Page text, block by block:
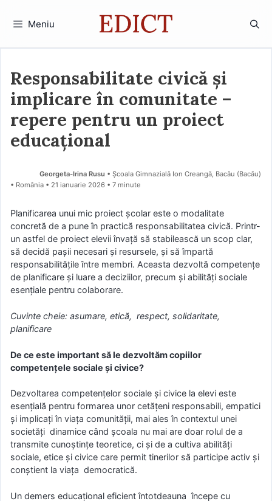
Meniu
Responsabilitate civică și
implicare în comunitate –
repere pentru un proiect
educațional
Georgeta-Irina Rusu • Școala Gimnazială Ion Creangă, Bacău (Bacău)
• România
21 ianuarie 2026 • 7 minute
Planificarea unui mic proiect școlar este o modalitate
concretă de a pune în practică responsabilitatea civică. Printr-
un astfel de proiect elevii învață să stabilească un scop clar,
să decidă pașii necesari și resursele, și să împartă
responsabilitățile între membri. Aceasta dezvoltă competențe
de planificare și luare a deciziilor, precum și abilități sociale
esențiale pentru colaborare.
Cuvinte cheie: asumare, etică, respect, solidaritate,
planificare
De ce este important să le dezvoltăm copiilor
competențele sociale și civice?
Dezvoltarea competențelor sociale și civice la elevi este
esențială pentru formarea unor cetățeni responsabili, empatici
și implicați în viața comunității, mai ales în contextul unei
societăți dinamice când școala nu mai are doar rolul de a
transmite cunoștințe teoretice, ci și de a cultiva abilități
sociale, etice și civice care permit tinerilor să participe activ și
conștient la viața democratică.
Un demers educațional eficient întotdeauna începe cu